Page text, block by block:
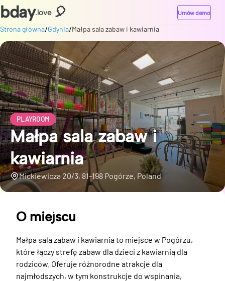
bday.love 🎈 Umów demo
Strona główna/Gdynia/Małpa sala zabaw i kawiarnia
PLAYROOM
Małpa sala zabaw i
kawiarnia
Mickiewicza 20/3, 81-198 Pogórze, Poland
O miejscu
Małpa sala zabaw i kawiarnia to miejsce w Pogórzu,
które łączy strefę zabaw dla dzieci z kawiarnią dla
rodziców. Oferuje różnorodne atrakcje dla
najmłodszych, w tym konstrukcje do wspinania,